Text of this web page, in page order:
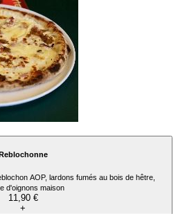
Reblochonne
AOP, lardons fumés au bois de hêtre,
d'oignons maison
11,90 €
+